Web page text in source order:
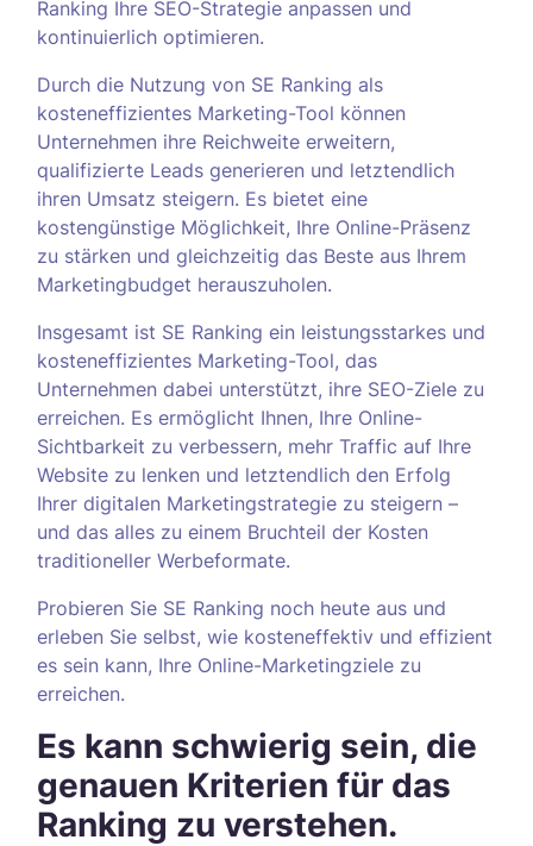
Ranking Ihre SEO-Strategie anpassen und
kontinuierlich optimieren.
Durch die Nutzung von SE Ranking als
kosteneffizientes Marketing-Tool können
Unternehmen ihre Reichweite erweitern,
qualifizierte Leads generieren und letztendlich
ihren Umsatz steigern. Es bietet eine
kostengünstige Möglichkeit, Ihre Online-Präsenz
zu stärken und gleichzeitig das Beste aus Ihrem
Marketingbudget herauszuholen.
Insgesamt ist SE Ranking ein leistungsstarkes und
kosteneffizientes Marketing-Tool, das
Unternehmen dabei unterstützt, ihre SEO-Ziele zu
erreichen. Es ermöglicht Ihnen, Ihre Online-
Sichtbarkeit zu verbessern, mehr Traffic auf Ihre
Website zu lenken und letztendlich den Erfolg
Ihrer digitalen Marketingstrategie zu steigern –
und das alles zu einem Bruchteil der Kosten
traditioneller Werbeformate.
Probieren Sie SE Ranking noch heute aus und
erleben Sie selbst, wie kosteneffektiv und effizient
es sein kann, Ihre Online-Marketingziele zu
erreichen.
Es kann schwierig sein, die
genauen Kriterien für das
Ranking zu verstehen.